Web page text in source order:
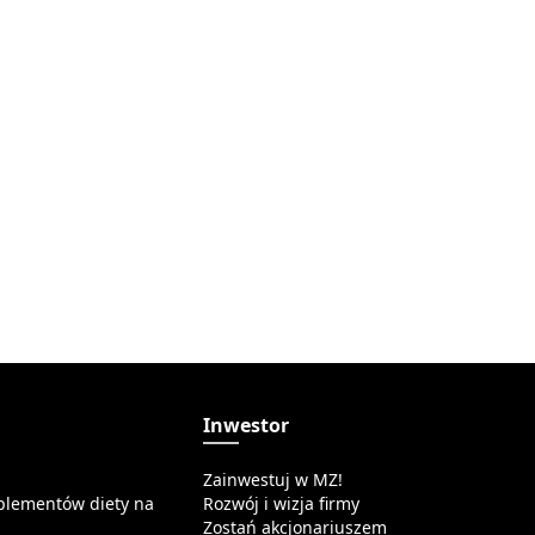
diety na
Inwestor
Zainwestuj w MZ!
Rozwój i wizja firmy
Zostań akcjonariuszem